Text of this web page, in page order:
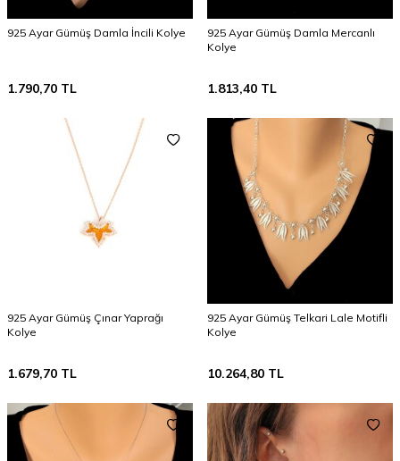
925 Ayar Gümüş Damla İncili Kolye
1.790,70 TL
925 Ayar Gümüş Damla Mercanlı
Kolye
1.813,40 TL
925 Ayar Gümüş Çınar Yaprağı
Kolye
1.679,70 TL
925 Ayar Gümüş Telkari Lale Motifli
Kolye
10.264,80 TL